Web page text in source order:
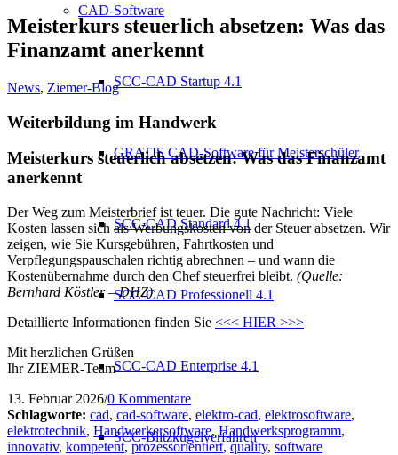
CAD-Software
SCC-CAD Startup 4.1
GRATIS CAD-Software für Meisterschüler
SCC-CAD Standard 4.1
SCC-CAD Professionell 4.1
SCC-CAD Enterprise 4.1
SCC-Blitzkugelverfahren
Meisterkurs steuerlich absetzen: Was das
Finanzamt anerkennt
News, Ziemer-Blog
Weiterbildung im Handwerk
Meisterkurs steuerlich absetzen: Was das Finanzamt
anerkennt
Der Weg zum Meisterbrief ist teuer. Die gute Nachricht: Viele
Kosten lassen sich als Werbungskosten von der Steuer absetzen. Wir
zeigen, wie Sie Kursgebühren, Fahrtkosten und
Verpflegungspauschalen richtig abrechnen – und wann die
Kostenübernahme durch den Chef steuerfrei bleibt. (Quelle:
Bernhard Köstler – DHZ)
Detaillierte Informationen finden Sie <<< HIER >>>
Mit herzlichen Grüßen
Ihr ZIEMER-Team
13. Februar 2026/0 Kommentare
Schlagworte: cad, cad-software, elektro-cad, elektrosoftware,
elektrotechnik, Handwerkersoftware, Handwerksprogramm,
innovativ, kompetent,prozessorientiert,quality, software